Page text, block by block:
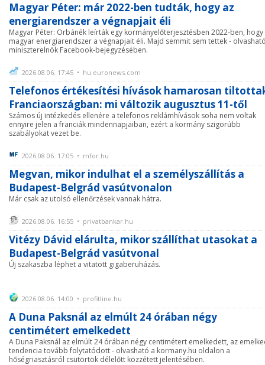
Magyar Péter: már 2022-ben tudták, hogy az
energiarendszer a végnapjait éli
Magyar Péter: Orbánék leírták egy kormányelőterjesztésben 2022-ben, hogy
magyar energiarendszer a végnapjait éli. Majd semmit sem tettek -
miniszterelnök Facebook-bejegyzésében.
2026.08.06. 17:45 • hu.euronews.com
Telefonos értékesítési hívások hamarosan
Franciaországban: mi változik augusztus 11-től
Számos új intézkedés ellenére a telefonos reklámhívások soha nem voltak
ennyire jelen a franciák mindennapjaiban, ezért a kormány szigorúbb
szabályokat vezet be.
2026.08.06. 17:05 • mfor.hu
Megvan, mikor indulhat el a személyszállítás a
Budapest-Belgrád vasútvonalon
Már csak az utolsó ellenőrzések vannak hátra.
2026.08.06. 16:55 • privatbankar.hu
Vitézy Dávid elárulta, mikor szállíthat utasokat a
Budapest-Belgrád vasútvonal
Új szakaszba léphet a vitatott gigaberuházás.
2026.08.06. 14:00 • profitline.hu
A Duna Paksnál az elmúlt 24 órában négy
centimétert emelkedett
A Duna Paksnál az elmúlt 24 órában négy centimétert emelkedett, az
tendencia tovább folytatódott - olvasható a kormany.hu oldalon a
hőségriasztásról csütörtök délelőtt közzétett jelentésében.